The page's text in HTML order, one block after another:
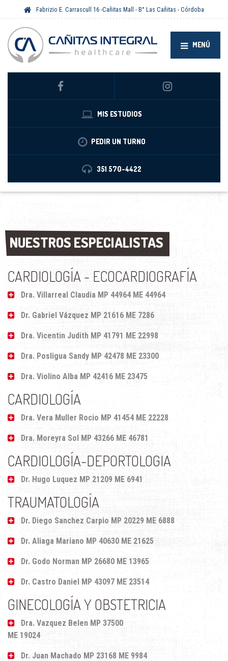
Fabrizio E. Carrascull 16 -Cañitas Mall - B° Las Cañitas - Córdoba
MENÚ
MIS ESTUDIOS
PEDIR UN TURNO
351 570-4422
NUESTROS ESPECIALISTAS
NUESTROS ESPECIALISTAS
CARDIOLOGÍA - ECOCARDIOGRAFÍA
Dra. Villarreal Claudia MP 44964 ME 44964
Dr. Gabriel Vázquez MP 21616 ME 7286
Dra. Vicentin Judith MP 41791 ME 22998
Dra. Posligua Sandy MP 42478 ME 23300
Dra. Violino Alba MP 42416 ME 23475
CARDIOLOGÍA
Dra. Vera Muller Rocio MP 41454 ME 22228
Dra. Moreyra Sol MP 43266 ME 46781
CARDIOLOGÍA-DEPORTOLOGIA
Dr. Hugo Luquez MP 21209 ME 6941
TRAUMATOLOGÍA
Dr. Diego Sanchez Carpio MP 20229 ME 6888
Dr. Aliaga Mariano MP 40630 ME 21625
Dr. Godo Norman MP 26680 ME 13965
Dr. Castro Daniel MP 43097 ME 23514
GINECOLOGÍA Y OBSTETRICIA
Dra. Vazquez Belen MP 37500
ME 19024
Dr. Juan Machado MP 23168 ME 9984